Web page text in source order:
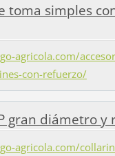
toma simples
agricola.com/
con-refuerzo/
gran diámetro y
agricola.com/